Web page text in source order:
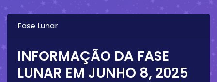
Fase Lunar
INFORMAÇÃO DA FASE
LUNAR EM JUNHO 8, 2025